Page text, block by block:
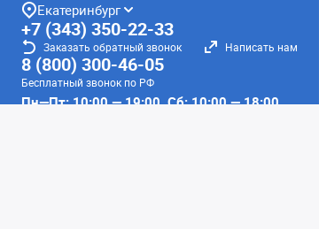
Екатеринбург
+7 (343) 350-22-33
Заказать обратный звонок Написать нам
8 (800) 300-46-05
Бесплатный звонок по РФ
Пн—Пт: 10:00 — 19:00. Сб: 10:00 — 18:00